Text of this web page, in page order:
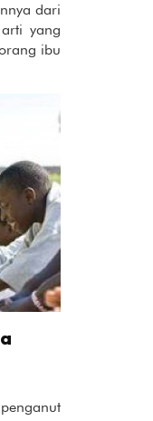
dari
yang
ibu